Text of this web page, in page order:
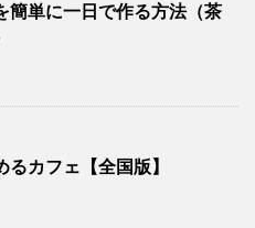
簡単に一日で作る方法（茶
るカフェ【全国版】